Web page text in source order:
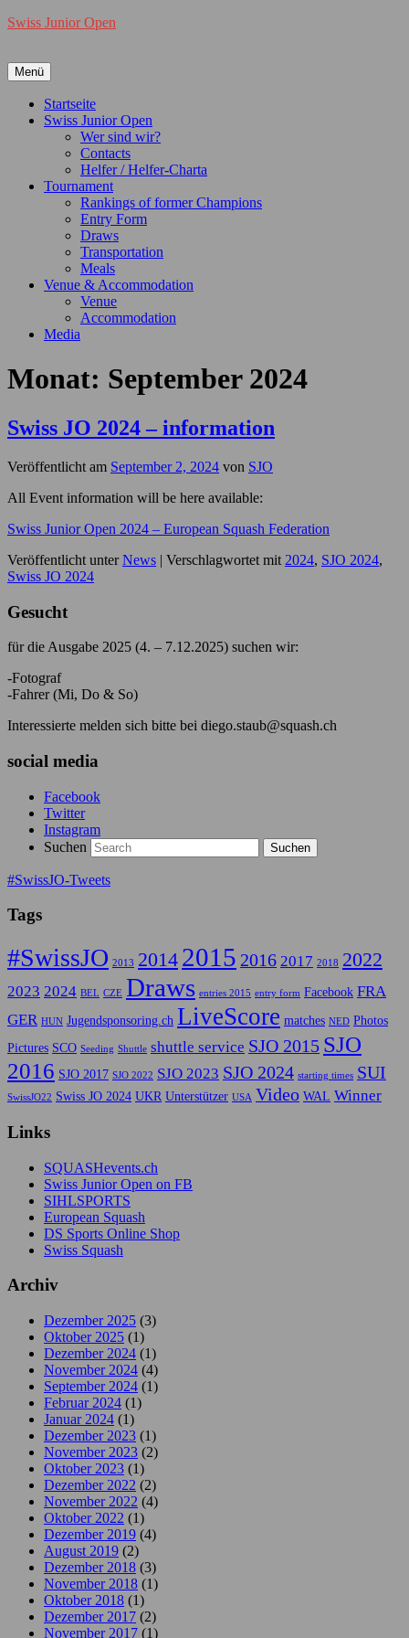
Swiss Junior Open
Menü
Primäres
Menü
Startseite
Swiss Junior Open
Wer sind wir?
Contacts
Helfer / Helfer-Charta
Tournament
Rankings of former Champions
Entry Form
Draws
Transportation
Meals
Venue & Accommodation
Venue
Accommodation
Media
Monat: September 2024
Swiss JO 2024 – information
Veröffentlicht am September 2, 2024 von SJO
All Event information will be here available:
Swiss Junior Open 2024 – European Squash Federation
Veröffentlicht unter News | Verschlagwortet mit 2024, SJO 2024,
Swiss JO 2024
Gesucht
für die Ausgabe 2025 (4. – 7.12.2025) suchen wir:
-Fotograf
-Fahrer (Mi, Do & So)
Interessierte melden sich bitte bei diego.staub@squash.ch
social media
Facebook
Twitter
Instagram
Suchen
#SwissJO-Tweets
Tags
#SwissJO 2013 2014 2015 2016 2017 2018 2022
2023 2024 BEL CZE Draws entries 2015 entry form Facebook FRA
GER HUN Jugendsponsoring.ch LiveScore matches NED Photos
Pictures SCO Seeding Shuttle shuttle service SJO 2015 SJO
2016 SJO 2017 SJO 2022 SJO 2023 SJO 2024 starting times SUI
SwissJO22 Swiss JO 2024 UKR Unterstützer USA Video WAL Winner
Links
SQUASHevents.ch
Swiss Junior Open on FB
SIHLSPORTS
European Squash
DS Sports Online Shop
Swiss Squash
Archiv
Dezember 2025 (3)
Oktober 2025 (1)
Dezember 2024 (1)
November 2024 (4)
September 2024 (1)
Februar 2024 (1)
Januar 2024 (1)
Dezember 2023 (1)
November 2023 (2)
Oktober 2023 (1)
Dezember 2022 (2)
November 2022 (4)
Oktober 2022 (1)
Dezember 2019 (4)
August 2019 (2)
Dezember 2018 (3)
November 2018 (1)
Oktober 2018 (1)
Dezember 2017 (2)
November 2017 (1)